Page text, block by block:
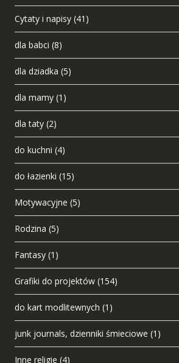
Cytaty i napisy (41)
dla babci (8)
dla dziadka (5)
dla mamy (1)
dla taty (2)
do kuchni (4)
do łazienki (15)
Motywacyjne (5)
Rodzina (5)
Fantasy (1)
Grafiki do projektów (154)
do kart modlitewnych (1)
junk journals, dzienniki śmieciowe (1)
Inne religie (4)